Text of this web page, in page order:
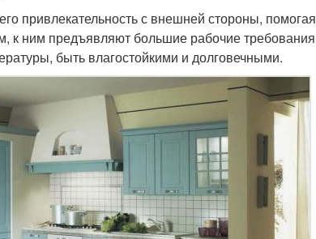
привлекательность с внешней стороны,
к ним предъявляют большие рабочие
быть влагостойкими и долговечными.